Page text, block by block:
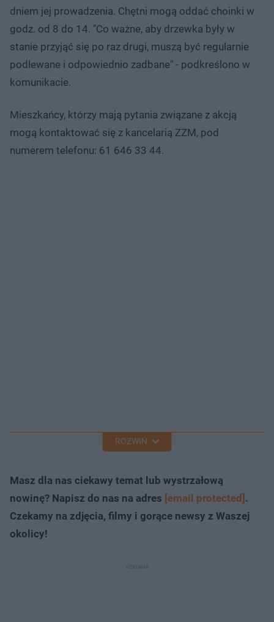
dniem jej prowadzenia. Chętni mogą oddać choinki w
godz. od 8 do 14. "Co ważne, aby drzewka były w
stanie przyjąć się po raz drugi, muszą być regularnie
podlewane i odpowiednio zadbane" - podkreślono w
komunikacie.
Mieszkańcy, którzy mają pytania związane z akcją
mogą kontaktować się z kancelarią ZZM, pod
numerem telefonu: 61 646 33 44.
ROZWIŃ
Masz dla nas ciekawy temat lub wystrzałową
nowinę? Napisz do nas na adres [email protected] .
Czekamy na zdjęcia, filmy i gorące newsy z Waszej
okolicy!